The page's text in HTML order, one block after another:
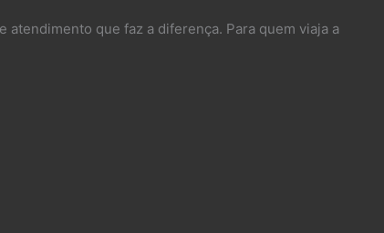
que faz a diferença. Para quem viaja a